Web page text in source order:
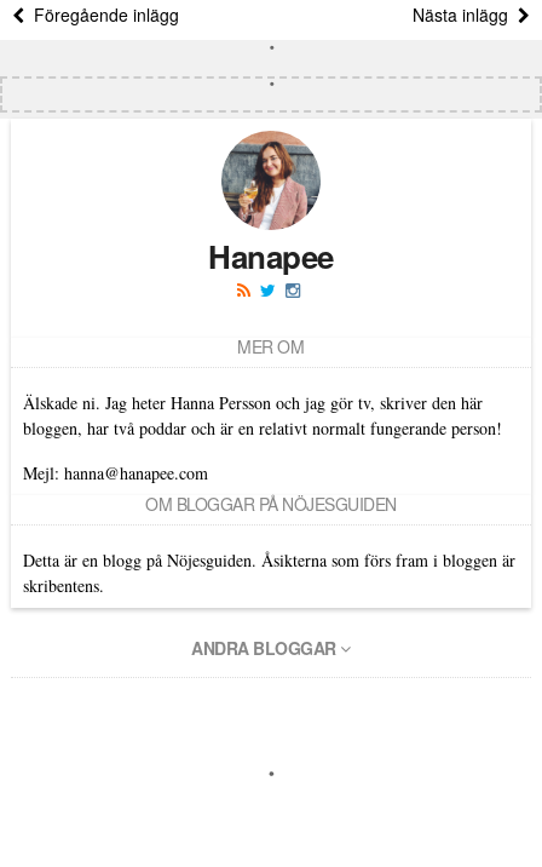
Föregående inlägg Nästa inlägg
Hanapee
MER OM
Älskade ni. Jag heter Hanna Persson och jag gör tv, skriver den här
bloggen, har två poddar och är en relativt normalt fungerande person!
Mejl: hanna@hanapee.com
OM BLOGGAR PÅ NÖJESGUIDEN
Detta är en blogg på Nöjesguiden. Åsikterna som förs fram i bloggen är
skribentens.
ANDRA BLOGGAR